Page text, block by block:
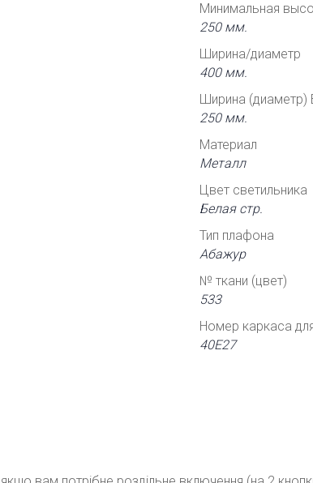
Минимальная
250 мм.
Ширина/диаметр
400 мм.
Ширина (диаметр)
250 мм.
Материал
Металл
Цвет светильника
Белая стр.
Тип плафона
Абажур
№ ткани (цвет)
533
Номер каркаса
40Е27